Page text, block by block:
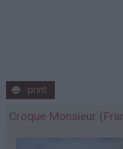
print
Croque Monsieur